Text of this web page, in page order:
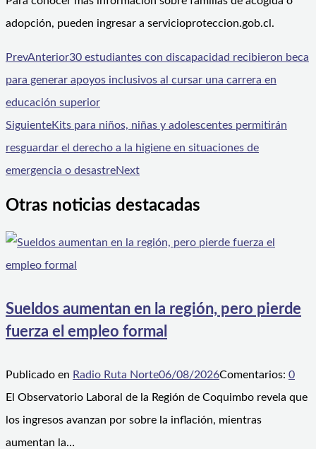
adopción, pueden ingresar a servicioproteccion.gob.cl.
PrevAnterior30 estudiantes con discapacidad recibieron beca
para generar apoyos inclusivos al cursar una carrera en
educación superior
SiguienteKits para niños, niñas y adolescentes permitirán
resguardar el derecho a la higiene en situaciones de
emergencia o desastreNext
Otras noticias destacadas
Sueldos aumentan en la región, pero pierde
fuerza el empleo formal
Publicado en Radio Ruta Norte06/08/2026Comentarios: 0
El Observatorio Laboral de la Región de Coquimbo revela que
los ingresos avanzan por sobre la inflación, mientras
aumentan la…